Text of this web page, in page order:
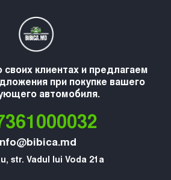
клиентах и предлагаем
при покупке вашего
автомобиля.
str. Vadul lui Voda 21a